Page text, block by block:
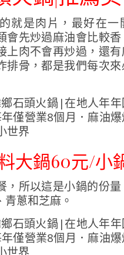
就是肉片，最好在一
會先炒過麻油會比較
上肉不會再炒過，還
排骨，都是我們每次
大鍋60元/小
，所以這是小鍋的份
蔥和芝麻。